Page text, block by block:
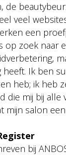
de
veel
een
op zoek naar
Ik ben
heb; ik heb
die mij bij alle
mijn salon
bij